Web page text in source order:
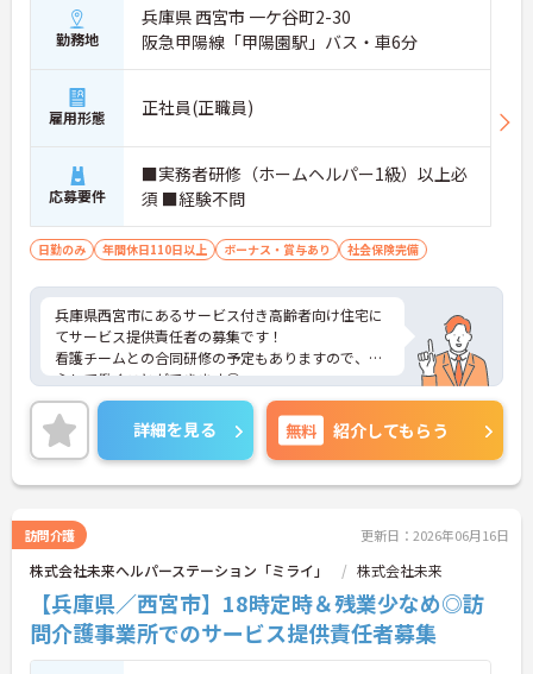
勤務地
兵庫県 西宮市 一ケ谷町2-30
阪急甲陽線「甲陽園駅」バス・車6分
雇用形態 正社員(正職員)
応募要件
■実務者研修（ホームヘルパー1級）以上必
須 ■経験不問
日勤のみ 年間休日110日以上 ボーナス・賞与あり 社会保険完備
兵庫県西宮市にあるサービス付き高齢者向け住宅に
てサービス提供責任者の募集です！
看護チームとの合同研修の予定もありますので、安
心して働くことができます◎
ご興味のある方には、面接対策ポイントなど、さら
に詳細をお話しいたしますのでお気軽にご相談くだ
さい！
詳細を見る 無料 紹介してもらう
訪問介護 更新日：2026年06月16日
株式会社未来へルパーステーション「ミライ」 株式会社未来
【兵庫県／西宮市】18時定時＆残業少なめ◎訪
問介護事業所でのサービス提供責任者募集